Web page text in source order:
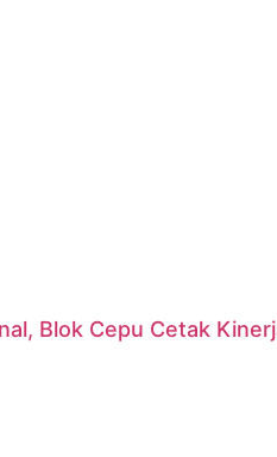
Blok Cepu Cetak